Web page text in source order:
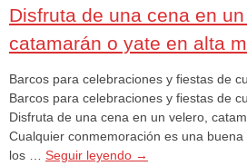
Disfruta de una cena en un
catamarán o yate en alta
Barcos para celebraciones y fiestas de
Barcos para celebraciones y fiestas de
Disfruta de una cena en un velero,
Cualquier conmemoración es una
los … Seguir leyendo →